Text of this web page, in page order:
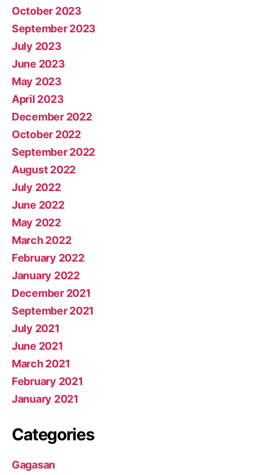
October 2023
September 2023
July 2023
June 2023
May 2023
April 2023
December 2022
October 2022
September 2022
August 2022
July 2022
June 2022
May 2022
March 2022
February 2022
January 2022
December 2021
September 2021
July 2021
June 2021
March 2021
February 2021
January 2021
Categories
Gagasan